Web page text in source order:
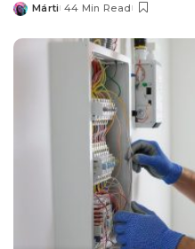
Posted
Márti 44 Min Read